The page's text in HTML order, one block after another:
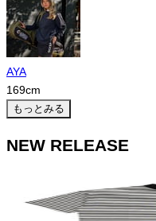
AYA
169cm
もっとみる
NEW RELEASE